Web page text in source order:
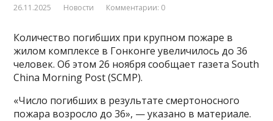
26.11.2025 Новости Комментарии: 0
Количество погибших при крупном пожаре в
жилом комплексе в Гонконге увеличилось до 36
человек. Об этом 26 ноября сообщает газета South
China Morning Post (SCMP).
«Число погибших в результате смертоносного
пожара возросло до 36», — указано в материале.